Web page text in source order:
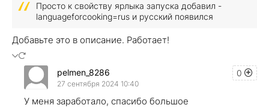
Просто к свойству ярлыка запуска добавил -
languageforcooking=rus и русский появился
Добавьте это в описание. Работает!
0
pelmen_8286
27 сентября 2024 10:40
У меня заработало, спасибо большое